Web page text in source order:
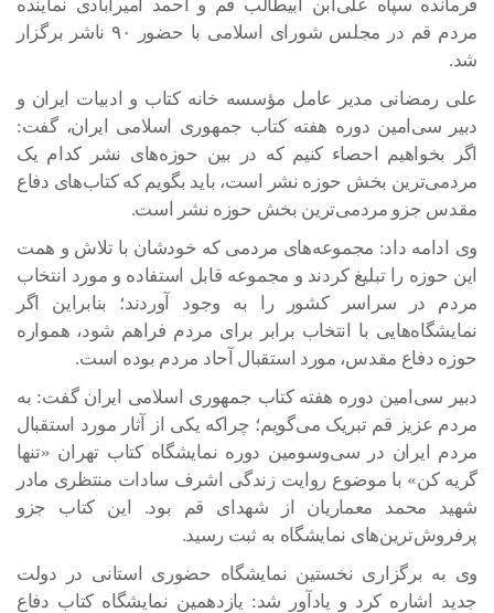
فرمانده سپاه علی‌ابن ابیطالب قم و احمد امیرآبادی نماینده
مردم قم در مجلس شورای اسلامی با حضور ۹۰ ناشر برگزار
شد.
علی رمضانی مدیر عامل مؤسسه خانه کتاب و ادبیات ایران و
دبیر سی‌امین دوره هفته کتاب جمهوری اسلامی ایران، گفت:
اگر بخواهیم احصاء کنیم که در بین حوزه‌های نشر کدام یک
مردمی‌ترین بخش حوزه نشر است، باید بگویم که کتاب‌های دفاع
مقدس جزو مردمی‌ترین بخش حوزه نشر است.
وی ادامه داد: مجموعه‌های مردمی که خودشان با تلاش و همت
این حوزه را تبلیغ کردند و مجموعه قابل استفاده و مورد انتخاب
مردم در سراسر کشور را به وجود آوردند؛ بنابراین اگر
نمایشگاه‌هایی با انتخاب برابر برای مردم فراهم شود، همواره
حوزه دفاع مقدس، مورد استقبال آحاد مردم بوده است.
دبیر سی‌امین دوره هفته کتاب جمهوری اسلامی ایران گفت: به
مردم عزیز قم تبریک می‌گویم؛ چراکه یکی از آثار مورد استقبال
مردم ایران در سی‌وسومین دوره نمایشگاه کتاب تهران «تنها
گریه کن» با موضوع روایت زندگی اشرف سادات منتظری مادر
شهید محمد معماریان از شهدای قم بود. این کتاب جزو
پرفروش‌ترین‌های نمایشگاه به ثبت رسید.
وی به برگزاری نخستین نمایشگاه حضوری استانی در دولت
جدید اشاره کرد و یادآور شد: یازدهمین نمایشگاه کتاب دفاع